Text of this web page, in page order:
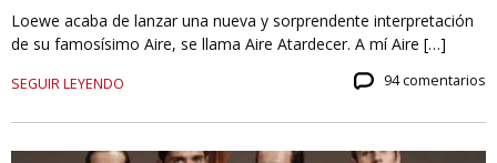
Loewe acaba de lanzar una nueva y sorprendente interpretación
de su famosísimo Aire, se llama Aire Atardecer. A mí Aire […]
SEGUIR LEYENDO 94 comentarios